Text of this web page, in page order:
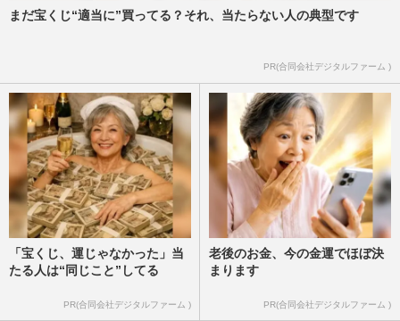
まだ宝くじ“適当に”買ってる？それ、当たらない人の典型です
PR(合同会社デジタルファーム )
「宝くじ、運じゃなかった」当
たる人は“同じこと”してる
PR(合同会社デジタルファーム )
老後のお金、今の金運でほぼ決
まります
PR(合同会社デジタルファーム )